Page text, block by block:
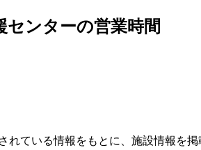
センターの営業時間
れている情報をもとに、施設情報